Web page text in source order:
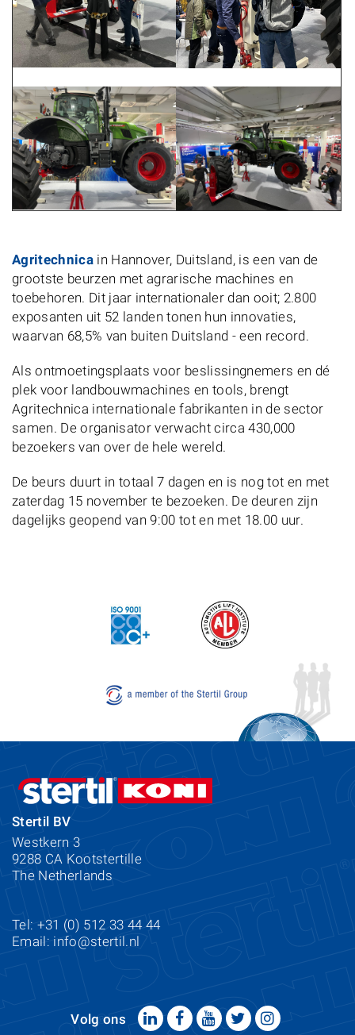
Agritechnicain Hannover, Duitsland, is een van de
grootste beurzen met agrarische machines en
toebehoren. Dit jaar internationaler dan ooit; 2.800
exposanten uit 52 landen tonen hun innovaties,
waarvan 68,5% van buiten Duitsland - een record.
Als ontmoetingsplaats voor beslissingnemers en dé
plek voor landbouwmachines en tools, brengt
Agritechnica internationale fabrikanten in de sector
samen. De organisator verwacht circa 430,000
bezoekers van over de hele wereld.
De beurs duurt in totaal 7 dagen en is nog tot en met
zaterdag 15 november te bezoeken. De deuren zijn
dagelijks geopend van 9:00 tot en met 18.00 uur.
Stertil BV
Westkern 3
9288 CA Kootstertille
The Netherlands
Tel: +31 (0) 512 33 44 44
Email: info@stertil.nl
Volg ons